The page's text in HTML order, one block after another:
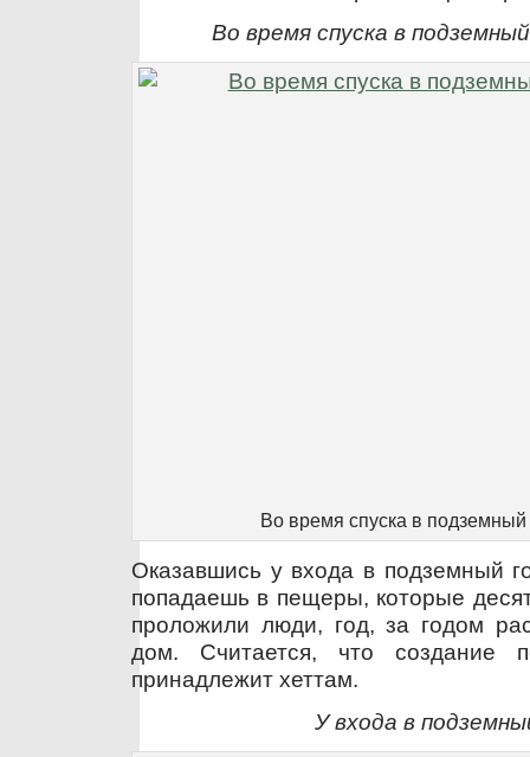
Во время спуска в
Во время спуска в
Оказавшись у входа в подземный
попадаешь в пещеры, которые
проложили люди, год, за годом
дом. Считается, что создание
принадлежит хеттам.
У входа в